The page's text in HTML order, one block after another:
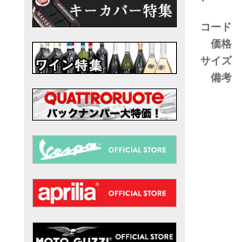
コー
価格
サイズ
備考